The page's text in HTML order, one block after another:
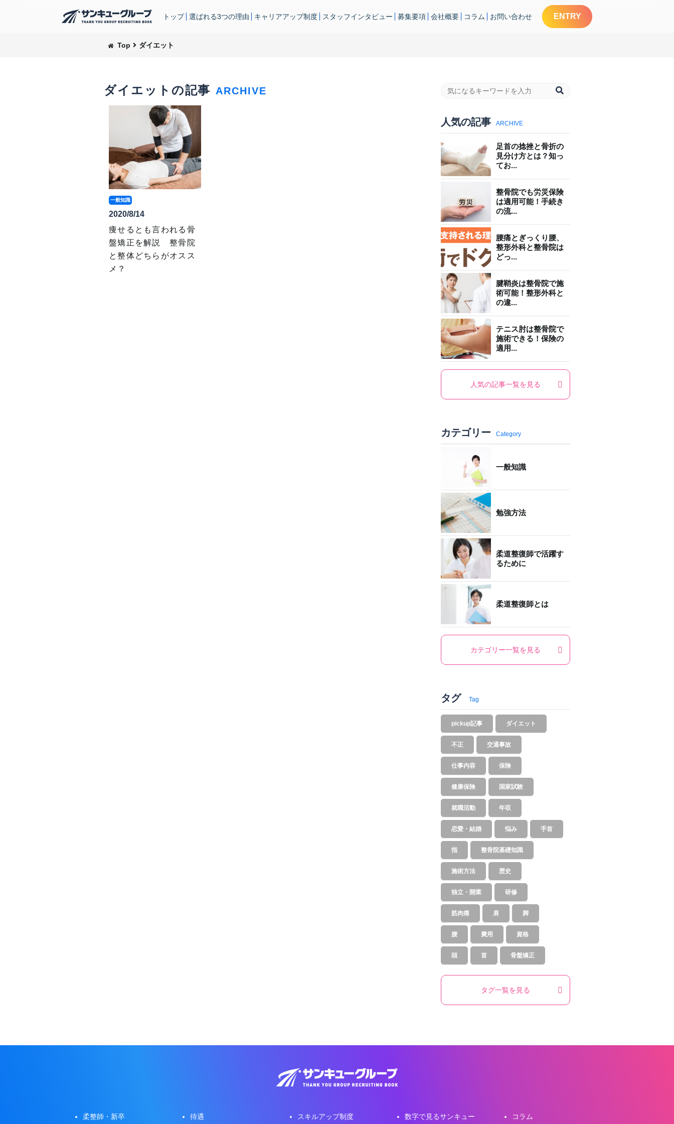
トップ 選ばれる3つの理由 キャリアアップ制度 スタッフインタビュー 募集要項 会社概要 コラム お問い合わせ ENTRY
Top ダイエット
ダイエットの記事 ARCHIVE
一般知識
2020/8/14
痩せるとも言われる骨
盤矯正を解説 整骨院
と整体どちらがオスス
メ？
人気の記事 ARCHIVE
足首の捻挫と骨折の
見分け方とは？知っ
てお...
整骨院でも労災保険
は適用可能！手続き
の流...
腰痛とぎっくり腰、
整形外科と整骨院は
どっ...
腱鞘炎は整骨院で施
術可能！整形外科と
の違...
テニス肘は整骨院で
施術できる！保険の
適用...
人気の記事一覧を見る
カテゴリー Category
一般知識
勉強方法
柔道整復師で活躍す
るために
柔道整復師とは
カテゴリー一覧を見る
タグ Tag
pickup記事 ダイエット
不正 交通事故
仕事内容 保険
健康保険 国家試験
就職活動 年収
恋愛・結婚 悩み 手首
指 整骨院基礎知識
施術方法 歴史
独立・開業 研修
筋肉痛 肩 脚
腰 費用 資格
頭 首 骨盤矯正
タグ一覧を見る
柔整師・新卒 待遇 スキルアップ制度 数字で見るサンキュー コラム